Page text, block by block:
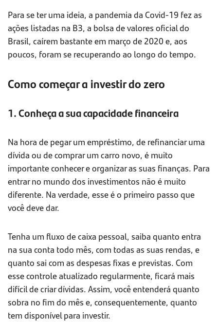
Para se ter uma ideia, a pandemia da Covid-19 fez as
ações listadas na B3, a bolsa de valores oficial do
Brasil, caírem bastante em março de 2020 e, aos
poucos, foram se recuperando ao longo do tempo.
Como começar a investir do zero
1. Conheça a sua capacidade financeira
Na hora de pegar um empréstimo, de refinanciar uma
dívida ou de comprar um carro novo, é muito
importante conhecer e organizar as suas finanças. Para
entrar no mundo dos investimentos não é muito
diferente. Na verdade, esse é o primeiro passo que
você deve dar.
Tenha um fluxo de caixa pessoal, saiba quanto entra
na sua conta todo mês, com todas as suas rendas, e
quanto sai com as despesas fixas e previstas. Com
esse controle atualizado regularmente, ficará mais
difícil de criar dívidas. Assim, você entenderá quanto
sobra no fim do mês e, consequentemente, quanto
tem disponível para investir.